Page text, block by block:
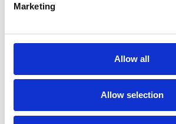
Marketing
Allow all
Allow selection
historię rozwoju w Apollogic